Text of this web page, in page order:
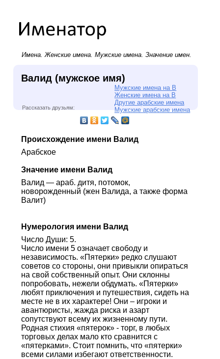
Имена.Женские имена. Мужские имена. Значение имен.
Валид (мужское имя)
Мужские имена на В
Женские имена на В
Другие арабские имена
Мужские арабские имена
Рассказать друзьям:
Происхождение имени Валид
Арабское
Значение имени Валид
Валид — араб. дитя, потомок,
новорожденный (жен Валида, а также форма
Валит)
Нумерология имени Валид
Число Души: 5.
Число имени 5 означает свободу и
независимость. «Пятерки» редко слушают
советов со стороны, они привыкли опираться
на свой собственный опыт. Они склонны
попробовать, нежели обдумать. «Пятерки»
любят приключения и путешествия, сидеть на
месте не в их характере! Они – игроки и
авантюристы, жажда риска и азарт
сопутствуют всему их жизненному пути.
Родная стихия «пятерок» - торг, в любых
торговых делах мало кто сравнится с
«пятерками». Стоит помнить, что «пятерки»
всеми силами избегают ответственности.